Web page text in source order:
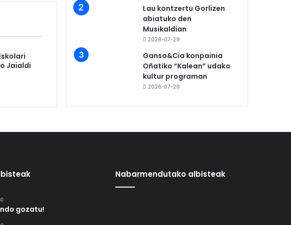
Jaialdi
Lau kontzertu Gorlizen
abiatuko den
Musikaldian
2026-07-29
Ganso&Cia konpainia
Oñatiko “Kalean” udako
kultur programan
2026-07-29
gozatu!
Nabarmendutako albisteak